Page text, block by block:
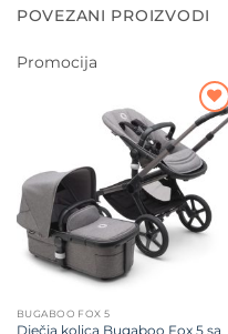
POVEZANI PROIZVODI
Promocija
Dodajte
na listu
želja
BUGABOO FOX 5
Dječja kolica Bugaboo Fox 5 sa